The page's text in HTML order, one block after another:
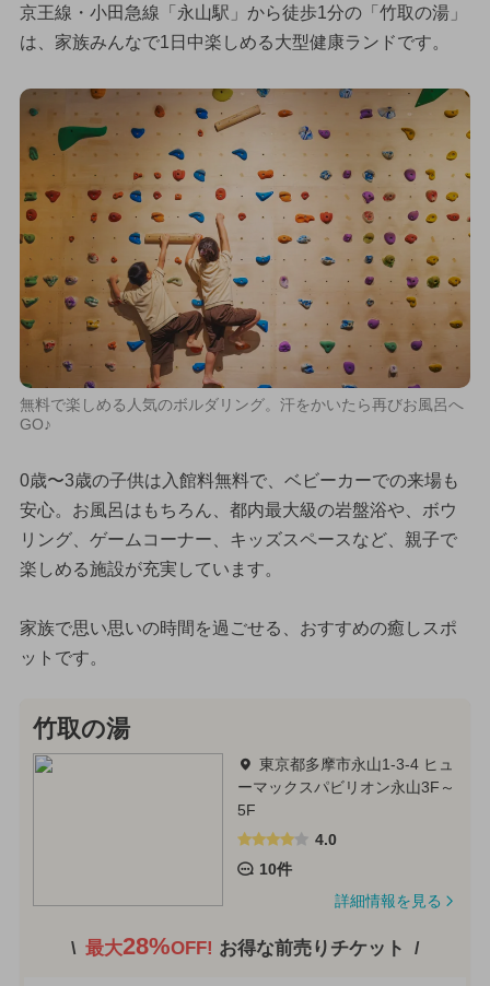
京王線・小田急線「永山駅」から徒歩1分の「竹取の湯」
は、家族みんなで1日中楽しめる大型健康ランドです。
無料で楽しめる人気のボルダリング。汗をかいたら再びお風呂へ
GO♪
0歳〜3歳の子供は入館料無料で、ベビーカーでの来場も
安心。お風呂はもちろん、都内最大級の岩盤浴や、ボウ
リング、ゲームコーナー、キッズスペースなど、親子で
楽しめる施設が充実しています。
家族で思い思いの時間を過ごせる、おすすめの癒しスポ
ットです。
竹取の湯
東京都多摩市永山1-3-4 ヒュ
ーマックスパビリオン永山3F～
5F
4.0
10件
詳細情報を見る
最大28%OFF! お得な前売りチケット